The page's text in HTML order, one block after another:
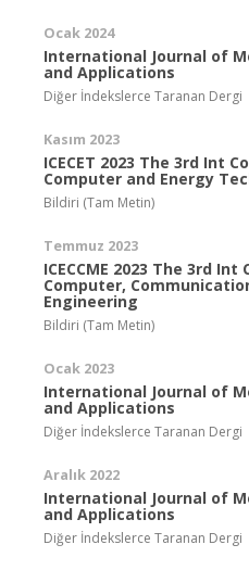
Ocak 2024
International Journal of
and Applications
Diğer İndekslerce Taranan Dergi
Kasım 2023
ICECET 2023 The 3rd Int
Computer and Energy
Bildiri (Tam Metin)
Temmuz 2023
ICECCME 2023 The 3rd
Computer,
Engineering
Bildiri (Tam Metin)
Ocak 2023
International Journal of
and Applications
Diğer İndekslerce Taranan Dergi
Aralık 2022
International Journal of
and Applications
Diğer İndekslerce Taranan Dergi